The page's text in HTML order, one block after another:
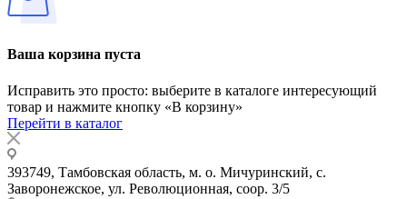
Ваша корзина пуста
Исправить это просто: выберите в каталоге интересующий
товар и нажмите кнопку «В корзину»
Перейти в каталог
393749, Тамбовская область, м. о. Мичуринский, с.
Заворонежское, ул. Революционная, соор. 3/5